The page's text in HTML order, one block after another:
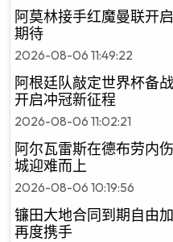
阿莫林接手红魔曼联开
期待
2026-08-06 11:49:22
阿根廷队敲定世界杯备
开启冲冠新征程
2026-08-06 11:02:21
阿尔瓦雷斯在德布劳内
城迎难而上
2026-08-06 10:19:56
镰田大地合同到期自由
再度携手